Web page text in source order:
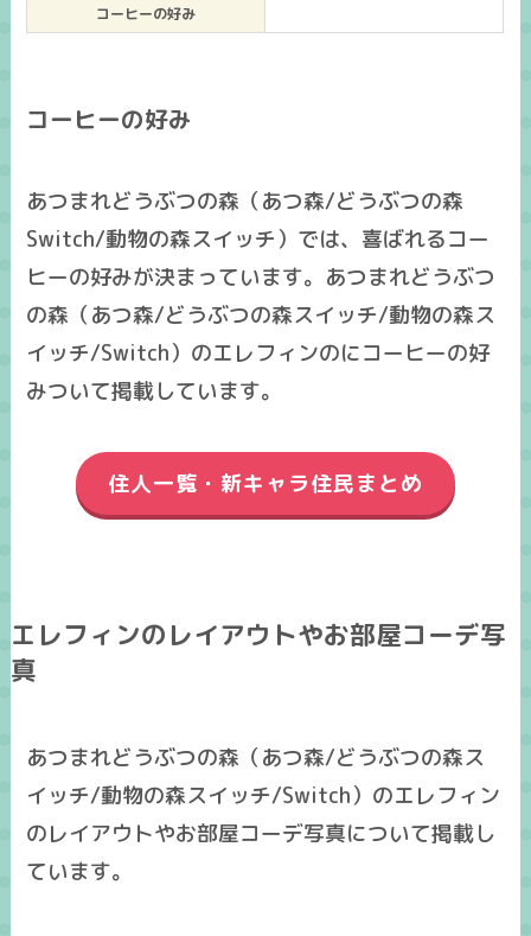
コーヒーの好み
コーヒーの好み
あつまれどうぶつの森（あつ森/どうぶつの森
Switch/動物の森スイッチ）では、喜ばれるコー
ヒーの好みが決まっています。あつまれどうぶつ
の森（あつ森/どうぶつの森スイッチ/動物の森ス
イッチ/Switch）のエレフィンのにコーヒーの好
みついて掲載しています。
住人一覧・新キャラ住民まとめ
エレフィンのレイアウトやお部屋コーデ写
真
あつまれどうぶつの森（あつ森/どうぶつの森ス
イッチ/動物の森スイッチ/Switch）のエレフィン
のレイアウトやお部屋コーデ写真について掲載し
ています。